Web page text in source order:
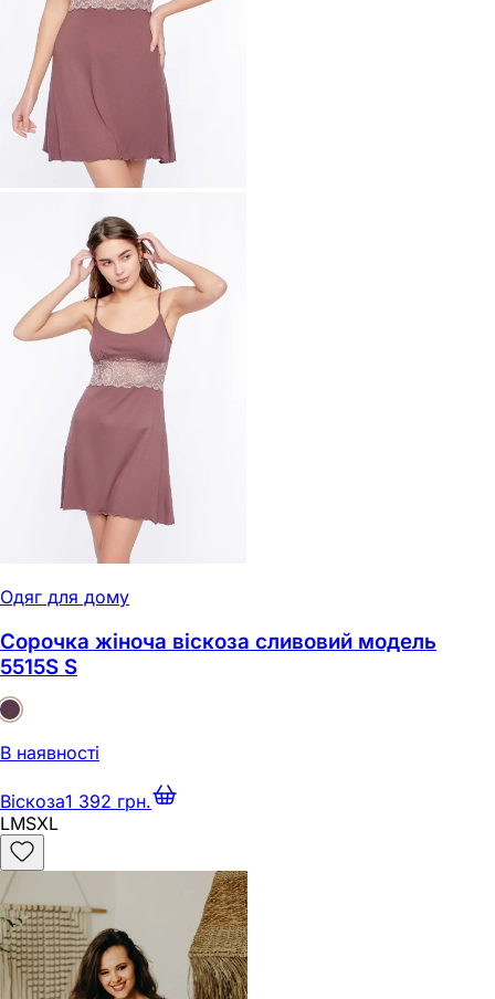
Одяг для дому
Сорочка жіноча віскоза сливовий модель
5515S S
В наявності
Віскоза1 392 грн.
LMSXL